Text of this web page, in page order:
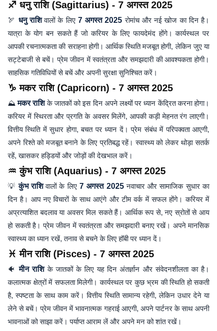
♐ धनु राशि (Sagittarius) - 7 अगस्त 2025
🏹 धनु राशिवालों के लिए 7 अगस्त 2025 रोमांच और नई खोज का दिन है।
यात्रा के योग बन सकते हैं जो करियर के लिए फायदेमंद होंगे। कार्यस्थल पर
आपकी रचनात्मकता की सराहना होगी। आर्थिक स्थिति मजबूत होगी, लेकिन जुए या
सट्टेबाजी से बचें। प्रेम जीवन में स्वतंत्रता और समझदारी की आवश्यकता होगी।
साहसिक गतिविधियों से बचें और अपनी सुरक्षा सुनिश्चित करें।
♑ मकर राशि (Capricorn) - 7 अगस्त 2025
⛰️ मकर राशिके जातकों को इस दिन अपने लक्ष्यों पर ध्यान केंद्रित करना होगा।
करियर में स्थिरता और प्रगति के अवसर मिलेंगे, आपकी कड़ी मेहनत रंग लाएगी।
वित्तीय स्थिति में सुधार होगा, बचत पर ध्यान दें। प्रेम संबंध में परिपक्वता आएगी,
अपने रिश्ते को मजबूत बनाने के लिए प्रतिबद्ध रहें। स्वास्थ्य को लेकर थोड़ा सतर्क
रहें, खासकर हड्डियों और जोड़ों की देखभाल करें।
♒ कुंभ राशि (Aquarius) - 7 अगस्त 2025
💡 कुंभ राशिवालों के लिए7 अगस्त 2025नवाचार और सामाजिक सुधार का
दिन है। आप नए विचारों के साथ आएंगे और टीम वर्क में सफल होंगे। करियर में
अप्रत्याशित बदलाव या अवसर मिल सकते हैं। आर्थिक रूप से, नए स्रोतों से आय
हो सकती है। प्रेम जीवन में स्वतंत्रता और समझदारी बनाए रखें। अपने मानसिक
स्वास्थ्य का ध्यान रखें, तनाव से बचने के लिए हॉबी पर ध्यान दें।
♓ मीन राशि (Pisces) - 7 अगस्त 2025
🐠 मीन राशिके जातकों के लिए यह दिन अंतर्ज्ञान और संवेदनशीलता का है।
कलात्मक क्षेत्रों में सफलता मिलेगी। कार्यस्थल पर कुछ भ्रम की स्थिति हो सकती
है, स्पष्टता के साथ काम करें। वित्तीय स्थिति सामान्य रहेगी, लेकिन उधार देने या
लेने से बचें। प्रेम जीवन में भावनात्मक गहराई आएगी, अपने पार्टनर के साथ अपनी
भावनाओं को साझा करें। पर्याप्त आराम लें और अपने मन को शांत रखें।